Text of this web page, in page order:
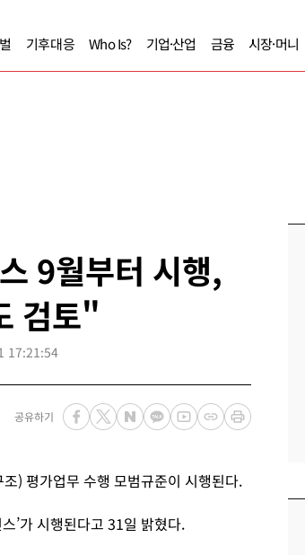
기후대응 Who Is? 기업·산업 금융 시장·머니
9월부터 시행,
검토"
17:21:54
공유하기
) 평가업무 수행 모범규준이 시행된다.
’가 시행된다고 31일 밝혔다.